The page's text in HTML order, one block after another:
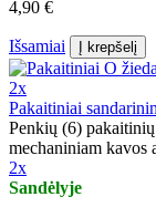
4,90 €
Išsamiai Į krepšelį
2x
Pakaitiniai
Penkių (6)
mechaniniam kavos
2x
Sandėlyje